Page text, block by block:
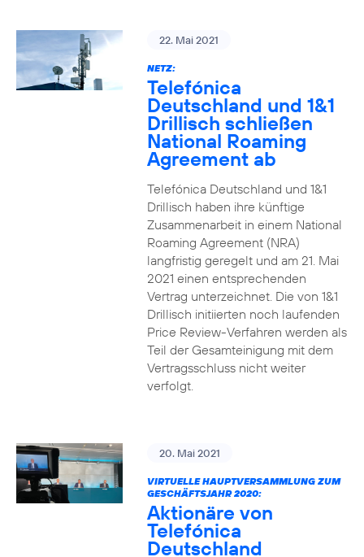
22. Mai 2021
NETZ:
Telefónica
Deutschland und 1&1
Drillisch schließen
National Roaming
Agreement ab
Telefónica Deutschland und 1&1
Drillisch haben ihre künftige
Zusammenarbeit in einem National
Roaming Agreement (NRA)
langfristig geregelt und am 21. Mai
2021 einen entsprechenden
Vertrag unterzeichnet. Die von 1&1
Drillisch initiierten noch laufenden
Price Review-Verfahren werden als
Teil der Gesamteinigung mit dem
Vertragsschluss nicht weiter
verfolgt.
20. Mai 2021
VIRTUELLE HAUPTVERSAMMLUNG ZUM
GESCHÄFTSJAHR 2020:
Aktionäre von
Telefónica
Deutschland